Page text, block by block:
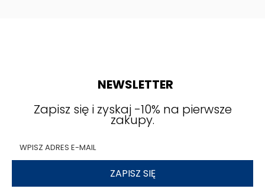
NEWSLETTER
Zapisz się i zyskaj -10% na pierwsze
zakupy.
ZAPISZ SIĘ